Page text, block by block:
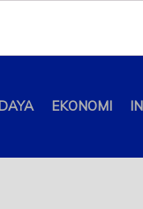
EKONOMI